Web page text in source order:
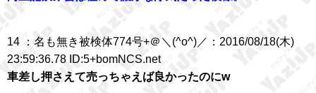
14 ：名も無き被検体774号+＠＼(^o^)／：2016/08/18(木)
23:59:36.78 ID:5+bomNCS.net
車差し押さえて売っちゃえば良かったのにw